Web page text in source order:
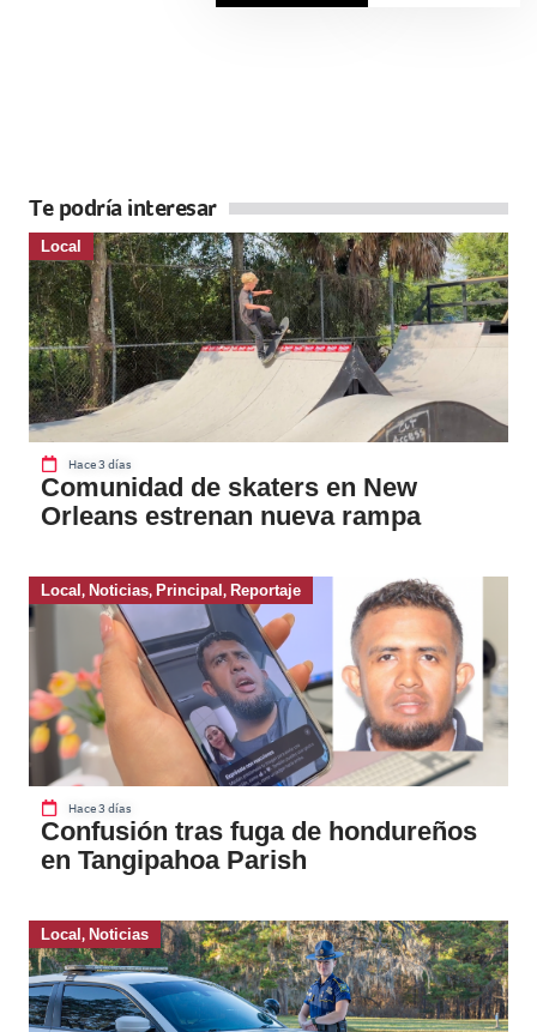
Te podría interesar
Local
Hace 3 días
Comunidad de skaters en New
Orleans estrenan nueva rampa
Local , Noticias, Principal , Reportaje
Hace 3 días
Confusión tras fuga de hondureños
en Tangipahoa Parish
Local , Noticias